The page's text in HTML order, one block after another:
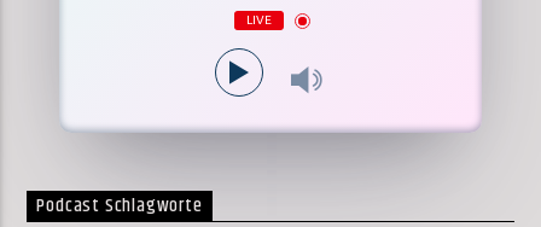
LIVE
Podcast Schlagworte